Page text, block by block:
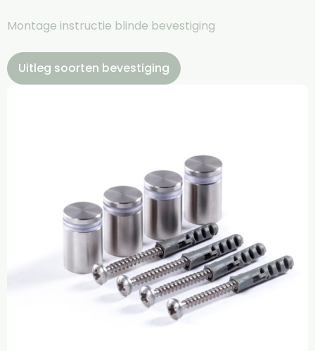
Montage instructie blinde bevestiging
Uitleg soorten bevestiging